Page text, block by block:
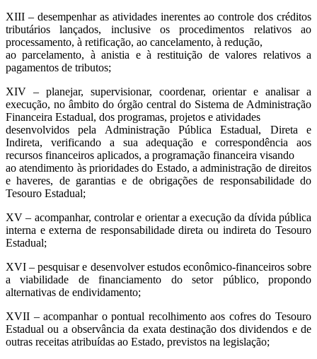
XIII – desempenhar as atividades inerentes ao controle dos créditos
tributários lançados, inclusive os procedimentos relativos ao
processamento, à retificação, ao cancelamento, à redução,
ao parcelamento, à anistia e à restituição de valores relativos a
pagamentos de tributos;
XIV – planejar, supervisionar, coordenar, orientar e analisar a
execução, no âmbito do órgão central do Sistema de Administração
Financeira Estadual, dos programas, projetos e atividades
desenvolvidos pela Administração Pública Estadual, Direta e
Indireta, verificando a sua adequação e correspondência aos
recursos financeiros aplicados, a programação financeira visando
ao atendimento às prioridades do Estado, a administração de direitos
e haveres, de garantias e de obrigações de responsabilidade do
Tesouro Estadual;
XV – acompanhar, controlar e orientar a execução da dívida pública
interna e externa de responsabilidade direta ou indireta do Tesouro
Estadual;
XVI – pesquisar e desenvolver estudos econômico-financeiros sobre
a viabilidade de financiamento do setor público, propondo
alternativas de endividamento;
XVII – acompanhar o pontual recolhimento aos cofres do Tesouro
Estadual ou a observância da exata destinação dos dividendos e de
outras receitas atribuídas ao Estado, previstos na legislação;